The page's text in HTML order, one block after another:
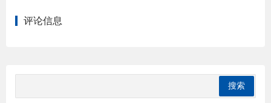
评论信息